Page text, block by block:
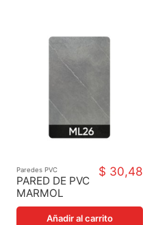
Paredes PVC
PARED DE PVC
MARMOL
LAMINADO 26
122X244X3MM
$ 30,48
Añadir al carrito